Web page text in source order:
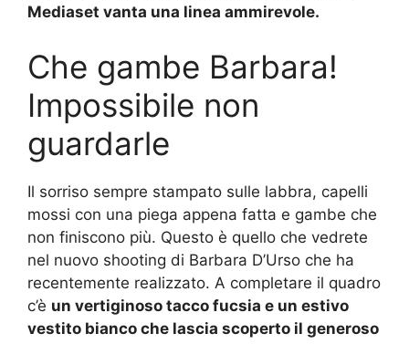
Mediaset vanta una linea ammirevole.
Che gambe Barbara!
Impossibile non
guardarle
Il sorriso sempre stampato sulle labbra, capelli
mossi con una piega appena fatta e gambe che
non finiscono più. Questo è quello che vedrete
nel nuovo shooting di Barbara D’Urso che ha
recentemente realizzato. A completare il quadro
c’è un vertiginoso tacco fucsia e un estivo
vestito bianco che lascia scoperto il generoso